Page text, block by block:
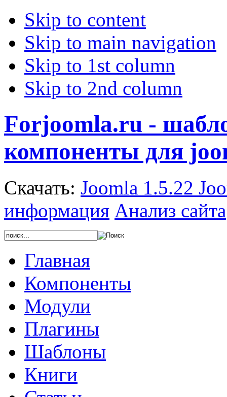
Skip to content
Skip to main navigation
Skip to 1st column
Skip to 2nd column
Forjoomla.ru -
компоненты для
Скачать: Joomla 1.5.22
информация Анализ сайта
Главная
Компоненты
Модули
Плагины
Шаблоны
Книги